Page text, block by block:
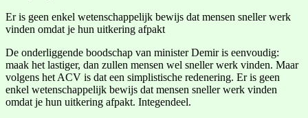
Er is geen enkel wetenschappelijk bewijs dat mensen sneller werk
vinden omdat je hun uitkering afpakt
De onderliggende boodschap van minister Demir is eenvoudig:
maak het lastiger, dan zullen mensen wel sneller werk vinden. Maar
volgens het ACV is dat een simplistische redenering. Er is geen
enkel wetenschappelijk bewijs dat mensen sneller werk vinden
omdat je hun uitkering afpakt. Integendeel.